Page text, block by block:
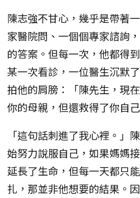
陳志強不甘心，幾乎是帶著
家醫院問、一個個專家諮詢
的答案。但每一次，他都得
某一次看診，一位醫生沉默
拍他的肩膀：「陳先生，現
你的母親，但還救得了你自己
「這句話刺進了我心裡。」
始努力說服自己，如果媽媽
延長了生命，但每一天都只
扎，那並非他想要的結果。